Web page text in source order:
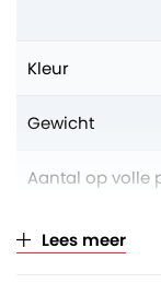
Kleur
Gewicht
Aantal op volle
Verkoopeenheid
Lees meer